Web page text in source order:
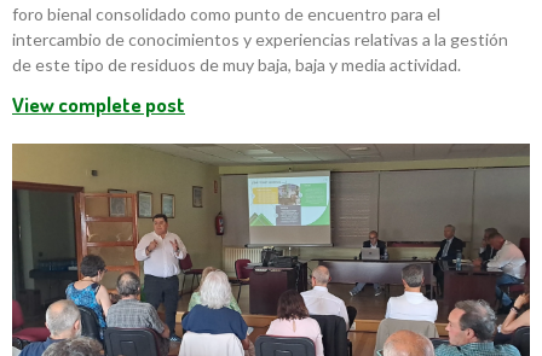
foro bienal consolidado como punto de encuentro para el
intercambio de conocimientos y experiencias relativas a la gestión
de este tipo de residuos de muy baja, baja y media actividad.
View complete post